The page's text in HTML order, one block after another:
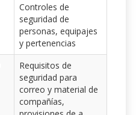
Controles de
seguridad de
personas, equipajes
y pertenencias
Requisitos de
seguridad para
correo y material de
compañías,